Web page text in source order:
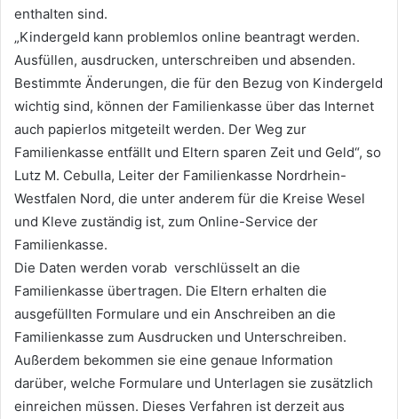
enthalten sind.
„Kindergeld kann problemlos online beantragt werden.
Ausfüllen, ausdrucken, unterschreiben und absenden.
Bestimmte Änderungen, die für den Bezug von Kindergeld
wichtig sind, können der Familienkasse über das Internet
auch papierlos mitgeteilt werden. Der Weg zur
Familienkasse entfällt und Eltern sparen Zeit und Geld“, so
Lutz M. Cebulla, Leiter der Familienkasse Nordrhein-
Westfalen Nord, die unter anderem für die Kreise Wesel
und Kleve zuständig ist, zum Online-Service der
Familienkasse.
Die Daten werden vorab verschlüsselt an die
Familienkasse übertragen. Die Eltern erhalten die
ausgefüllten Formulare und ein Anschreiben an die
Familienkasse zum Ausdrucken und Unterschreiben.
Außerdem bekommen sie eine genaue Information
darüber, welche Formulare und Unterlagen sie zusätzlich
einreichen müssen. Dieses Verfahren ist derzeit aus